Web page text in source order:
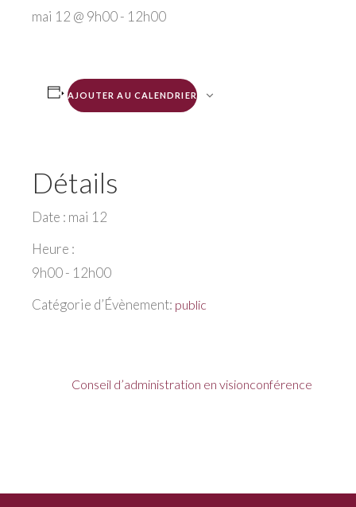
mai 12 @ 9h00- 12h00
AJOUTER AU CALENDRIER
Détails
Date : mai 12
Heure :
9h00 - 12h00
Catégorie d’Évènement: public
Conseil d’administration en visionconférence